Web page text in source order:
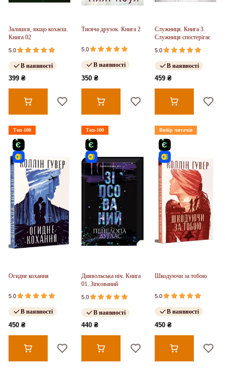
Залишся, якщо кохаєш.
Книга 02
5.0
В наявності
399 ₴
Тисяча друзок. Книга 2
5.0
В наявності
350 ₴
Служниця. Книга 3.
Служниця спостерігає
5.0
В наявності
459 ₴
Топ-100
Огидне кохання
5.0
В наявності
450 ₴
Топ-100
Диявольська ніч. Книга
01. Зіпсований
5.0
В наявності
440 ₴
Вибір читачів
Шкодуючи за тобою
5.0
В наявності
450 ₴